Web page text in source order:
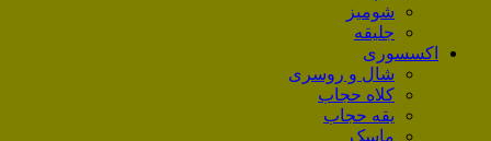
شومیز
جلیقه
اکسسوری
شال و روسری
کلاه حجاب
یقه حجاب
ماسک